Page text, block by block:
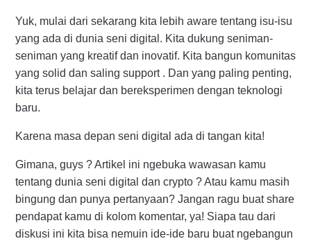
Yuk, mulai dari sekarang kita lebih aware tentang isu-isu
yang ada di dunia seni digital. Kita dukung seniman-
seniman yang kreatif dan inovatif. Kita bangun komunitas
yang solid dan saling support . Dan yang paling penting,
kita terus belajar dan bereksperimen dengan teknologi
baru.
Karena masa depan seni digital ada di tangan kita!
Gimana, guys ? Artikel ini ngebuka wawasan kamu
tentang dunia seni digital dan crypto ? Atau kamu masih
bingung dan punya pertanyaan? Jangan ragu buat share
pendapat kamu di kolom komentar, ya! Siapa tau dari
diskusi ini kita bisa nemuin ide-ide baru buat ngebangun